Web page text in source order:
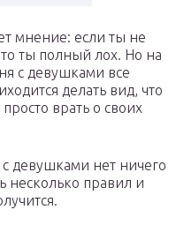
мнение: если ты не
ты полный лох. Но на
с девушками все
делать вид, что
врать о своих
девушками нет ничего
несколько правил и